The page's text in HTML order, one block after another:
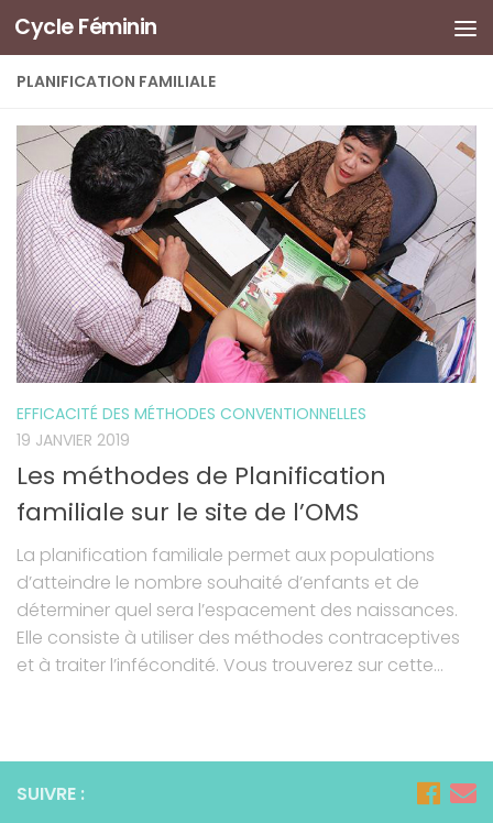
Cycle Féminin
PLANIFICATION FAMILIALE
EFFICACITÉ DES MÉTHODES CONVENTIONNELLES
19 JANVIER 2019
Les méthodes de Planification
familiale sur le site de l’OMS
La planification familiale permet aux populations
d’atteindre le nombre souhaité d’enfants et de
déterminer quel sera l’espacement des naissances.
Elle consiste à utiliser des méthodes contraceptives
et à traiter l’infécondité. Vous trouverez sur cette...
SUIVRE :